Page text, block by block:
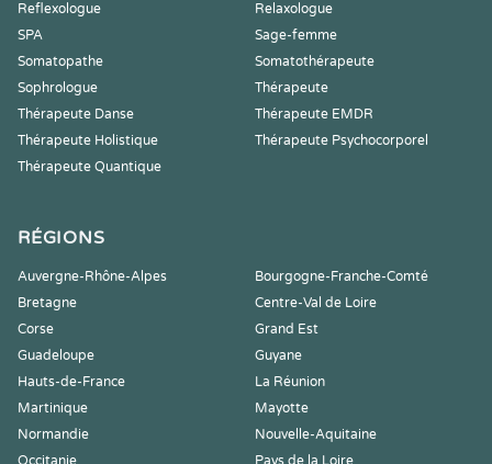
Reflexologue
Relaxologue
SPA
Sage-femme
Somatopathe
Somatothérapeute
Sophrologue
Thérapeute
Thérapeute Danse
Thérapeute EMDR
Thérapeute Holistique
Thérapeute Psychocorporel
Thérapeute Quantique
RÉGIONS
Auvergne-Rhône-Alpes
Bourgogne-Franche-Comté
Bretagne
Centre-Val de Loire
Corse
Grand Est
Guadeloupe
Guyane
Hauts-de-France
La Réunion
Martinique
Mayotte
Normandie
Nouvelle-Aquitaine
Occitanie
Pays de la Loire